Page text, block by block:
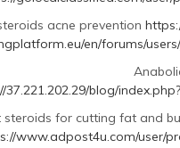
acne prevention
en/forums/
37.221.202.29/blog/
steroids for cutting fat and
www.adpost4u.com/user/